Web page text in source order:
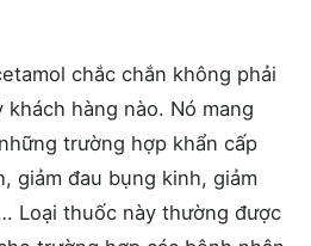
chắc chắn không phải
hàng nào. Nó mang
trường hợp khẩn cấp
giảm đau bụng kinh, giảm
Loại thuốc này thường được